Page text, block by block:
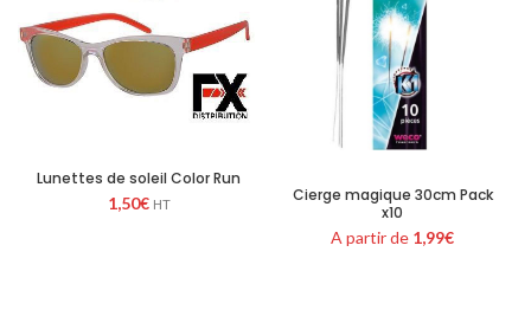
Lunettes de soleil Color Run
1,50€ HT
Cierge magique 30cm Pack
x10
A partir de 1,99€